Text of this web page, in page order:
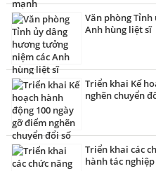
Văn phòng
Anh hùng liệt sĩ
Triển khai Kế
nghẽn chuyển
Triển khai các
hành tác